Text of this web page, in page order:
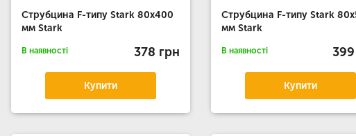
Струбцина F-типу Stark 80x400
мм Stark
В наявності 378 грн
Купити
Струбцина F-типу Stark
мм Stark
В наявності
Купити